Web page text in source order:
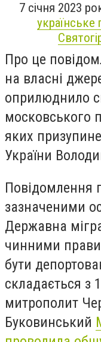
7 січня 2023
Про це
на власні
оприлюднило
московського
яких
України
Повідомлення
зазначеними
Державна
чинними
бути
складається з
митрополит
Буковинський